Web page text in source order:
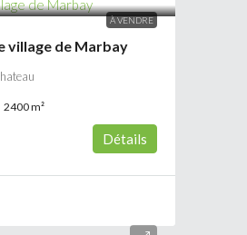
À VENDRE
village de Marbay
2400m²
Détails